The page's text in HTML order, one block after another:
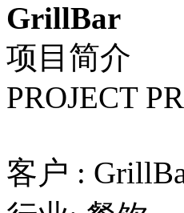
GrillBar
项目简介
PROJECT
客户 :